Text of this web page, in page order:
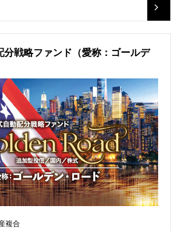
分戦略ファンド（愛称：ゴールデ
複合